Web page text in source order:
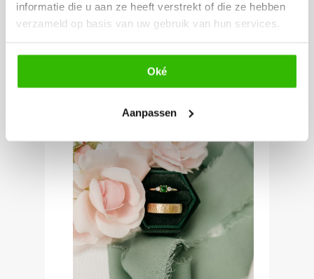
informatie die u aan ze heeft verstrekt of die ze hebben
verzameld op basis van uw gebruik van hun services.
Oké
Aanpassen
momenten in jullie relatie. Hoe
mooi?!